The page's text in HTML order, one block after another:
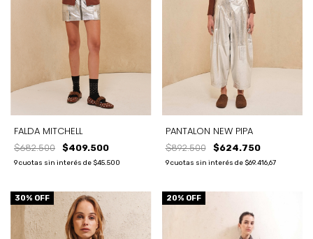
FALDA MITCHELL
$682.500 $409.500
9cuotas sin interés de $45.500
PANTALON NEW PIPA
$892.500 $624.750
9 cuotas sin interés de $69.416,67
30% OFF 20% OFF